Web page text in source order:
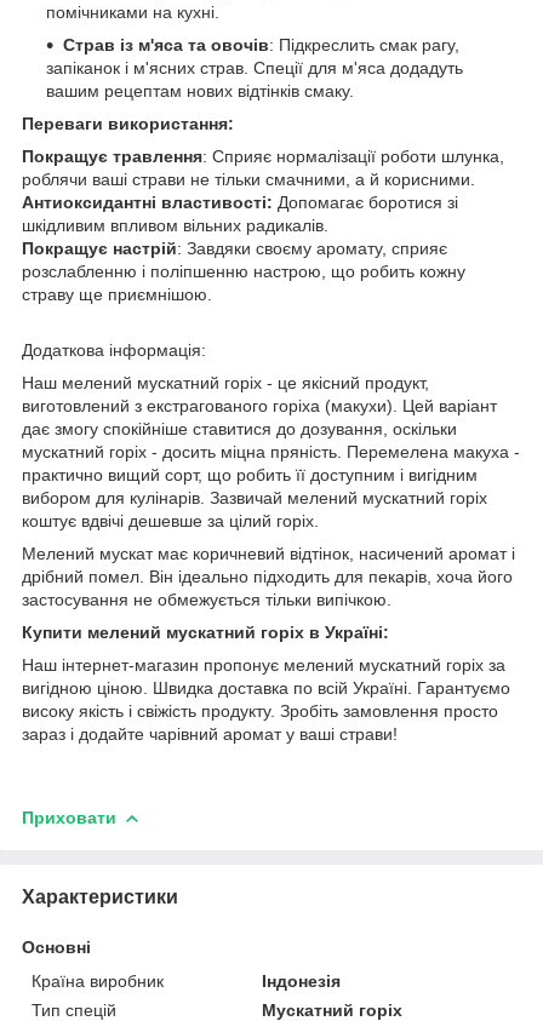
помічниками на кухні.
Страв із м'яса та овочів: Підкреслить смак рагу,
запіканок і м'ясних страв. Спеції для м'яса додадуть
вашим рецептам нових відтінків смаку.
Переваги використання:
Покращує травлення: Сприяє нормалізації роботи шлунка,
роблячи ваші страви не тільки смачними, а й корисними.
Антиоксидантні властивості: Допомагає боротися зі
шкідливим впливом вільних радикалів.
Покращує настрій: Завдяки своєму аромату, сприяє
розслабленню і поліпшенню настрою, що робить кожну
страву ще приємнішою.
Додаткова інформація:
Наш мелений мускатний горіх - це якісний продукт,
виготовлений з екстрагованого горіха (макухи). Цей варіант
дає змогу спокійніше ставитися до дозування, оскільки
мускатний горіх - досить міцна пряність. Перемелена макуха -
практично вищий сорт, що робить її доступним і вигідним
вибором для кулінарів. Зазвичай мелений мускатний горіх
коштує вдвічі дешевше за цілий горіх.
Мелений мускат має коричневий відтінок, насичений аромат і
дрібний помел. Він ідеально підходить для пекарів, хоча його
застосування не обмежується тільки випічкою.
Купити мелений мускатний горіх в Україні:
Наш інтернет-магазин пропонує мелений мускатний горіх за
вигідною ціною. Швидка доставка по всій Україні. Гарантуємо
високу якість і свіжість продукту. Зробіть замовлення просто
зараз і додайте чарівний аромат у ваші страви!
Приховати
Характеристики
Основні
Країна виробник
Індонезія
Тип спецій
Мускатний горіх